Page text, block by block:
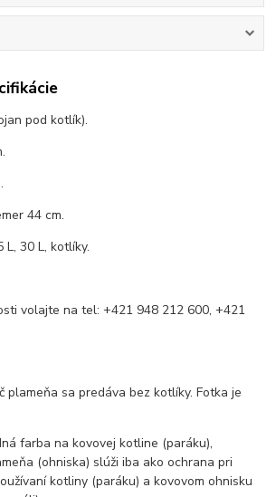
pod kotlík).
44 cm.
L, 30 L, kotlíky.
volajte na tel: +421 948 212 600, +421
plameňa sa predáva bez kotlíky. Fotka je
farba na kovovej kotline (paráku),
(ohniska) slúži iba ako ochrana pri
kotliny (paráku) a kovovom ohnisku